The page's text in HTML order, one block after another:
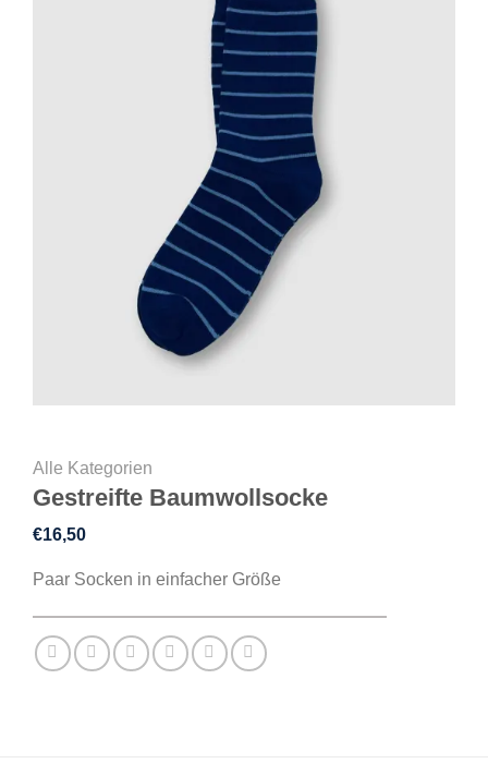
Alle Kategorien
Gestreifte Baumwollsocke
€16,50
Paar Socken in einfacher Größe